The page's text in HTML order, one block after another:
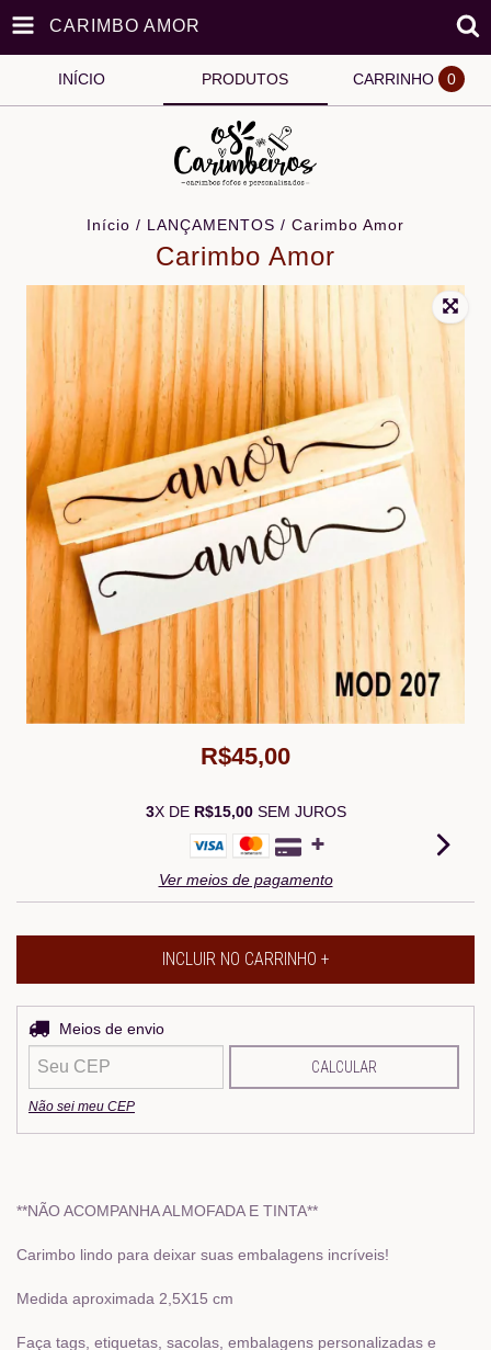
CARIMBO AMOR
INÍCIO PRODUTOS CARRINHO 0
Início / LANÇAMENTOS / Carimbo Amor
Carimbo Amor
R$45,00
3X DE R$15,00SEM JUROS
Ver meios de pagamento
Entregas para o CEP:
Meios de envio
CALCULAR
Não sei meu CEP
**NÃO ACOMPANHA ALMOFADA E TINTA**
Carimbo lindo para deixar suas embalagens incríveis!
Medida aproximada 2,5X15 cm
Faça tags, etiquetas, sacolas, embalagens personalizadas e